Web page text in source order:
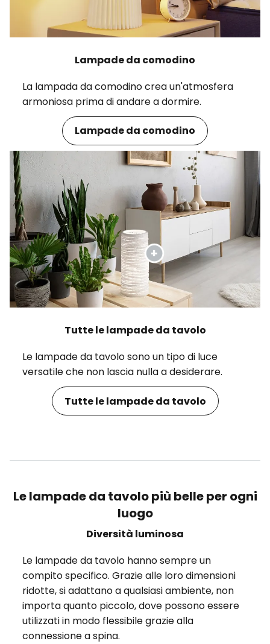
Lampade da comodino
La lampada da comodino crea un'atmosfera
armoniosa prima di andare a dormire.
Lampade da comodino
Tutte le lampade da tavolo
Le lampade da tavolo sono un tipo di luce
versatile che non lascia nulla a desiderare.
Tutte le lampade da tavolo
Le lampade da tavolo più belle per ogni
luogo
Diversità luminosa
Le lampade da tavolo hanno sempre un
compito specifico. Grazie alle loro dimensioni
ridotte, si adattano a qualsiasi ambiente, non
importa quanto piccolo, dove possono essere
utilizzati in modo flessibile grazie alla
connessione a spina.